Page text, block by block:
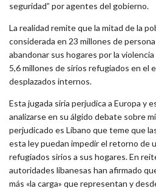
seguridad” por agentes del gobierno.
La realidad remite que la mitad de la
considerada en 23 millones de
abandonar sus hogares por la
5,6 millones de sirios refugiados en el
desplazados internos.
Esta jugada siria perjudica a Europa y
analizarse en su álgido debate sobre
perjudicado es Líbano que teme que
esta ley puedan impedir el retorno de
refugiados sirios a sus hogares. En
autoridades libanesas han afirmado
más «la carga» que representan y